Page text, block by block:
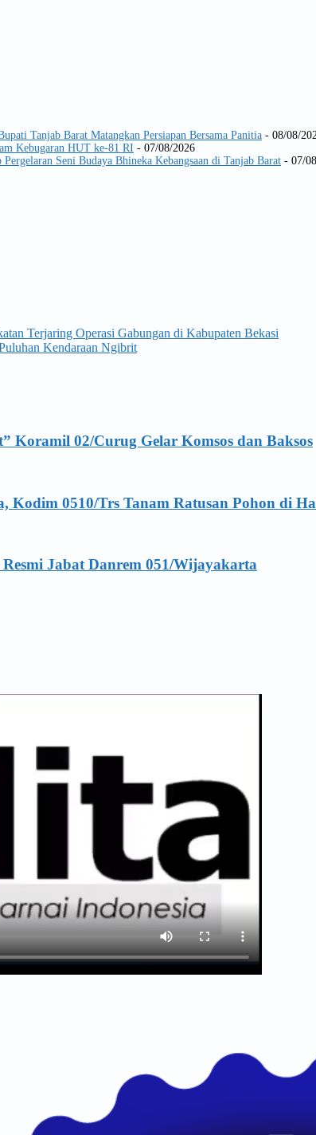
Tanjab Barat Matangkan Persiapan Bersama Panitia - 08/08/
Kebugaran HUT ke-81 RI - 07/08/2026
Seni Budaya Bhineka Kebangsaan di Tanjab Barat - 07/
Terjaring Operasi Gabungan di Kabupaten Bekasi
Kendaraan Ngibrit
Koramil 02/Curug Gelar Komsos dan Baksos
Kodim 0510/Trs Tanam Ratusan Pohon di
Jabat Danrem 051/Wijayakarta